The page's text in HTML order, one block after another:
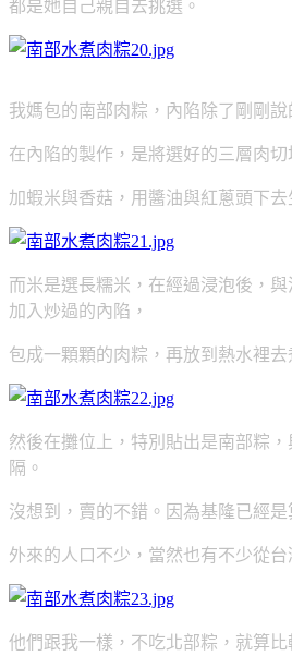
都是她自己親自去挑選。
我媽包的南部肉粽，內陷除了剛剛說
在內陷的製作，是將選好的三層肉切
加蝦米與香菇，用醬油與紅蔥頭下
而米是選長糯米，在經過浸泡後，
加入炒過的內陷，
包成一顆顆的肉粽，再放到熱水裡去
然後在攤位上，特別貼出是南部粽
隔。
沒想到，賣的不錯。因為基隆已經是
外來的人口不少， 當然也有不少從台
他們跟我一樣，不吃北部粽，就算比